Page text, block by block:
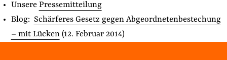
Unsere Pressemitteilung
Blog: Schärferes Gesetz gegen Abgeordnetenbestechung
– mit Lücken(12. Februar 2014)